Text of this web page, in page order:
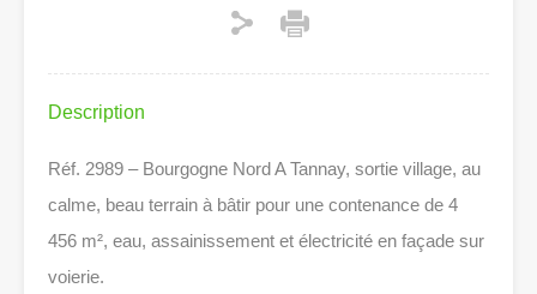
Description
Réf. 2989 – Bourgogne Nord A Tannay, sortie village, au
calme, beau terrain à bâtir pour une contenance de 4
456 m², eau, assainissement et électricité en façade sur
voierie.